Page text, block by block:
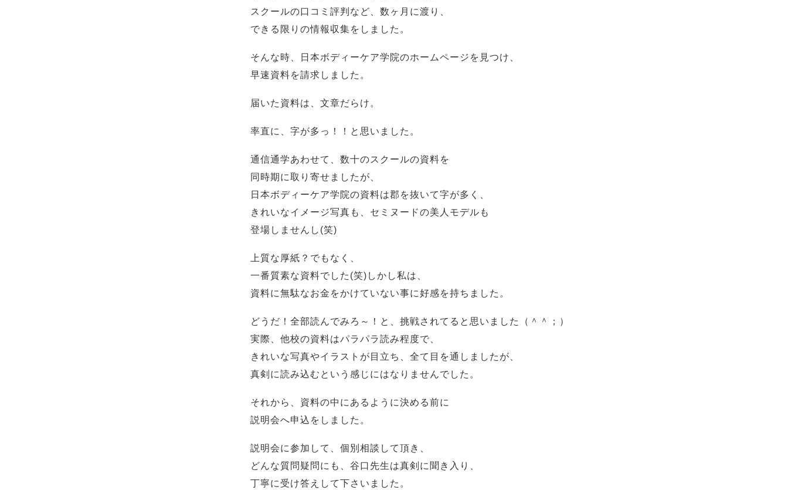
スクールの口コミ評判など、数ヶ月に渡り、
できる限りの情報収集をしました。
そんな時、日本ボディーケア学院のホームページを見つけ、
早速資料を請求しました。
届いた資料は、文章だらけ。
率直に、字が多っ！！と思いました。
通信通学あわせて、数十のスクールの資料を
同時期に取り寄せましたが、
日本ボディーケア学院の資料は郡を抜いて字が多く、
きれいなイメージ写真も、セミヌードの美人モデルも
登場しませんし(笑)
上質な厚紙？でもなく、
一番質素な資料でした(笑)しかし私は、
資料に無駄なお金をかけていない事に好感を持ちました。
どうだ！全部読んでみろ～！と、挑戦されてると思いました（＾＾；）
実際、他校の資料はパラパラ読み程度で、
きれいな写真やイラストが目立ち、全て目を通しましたが、
真剣に読み込むという感じにはなりませんでした。
それから、資料の中にあるように決める前に
説明会へ申込をしました。
説明会に参加して、個別相談して頂き、
どんな質問疑問にも、谷口先生は真剣に聞き入り、
丁寧に受け答えして下さいました。